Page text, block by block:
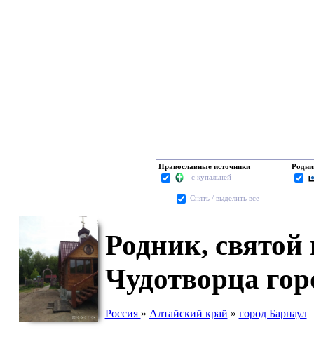
Православные источники
- с купальней
Cнять / выделить все
Родник,
Чудотворца
Россия » Алтайский край » город Барнаул